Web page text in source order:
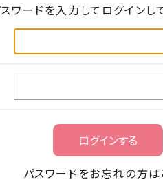
ワードを入力してログインし
パスワードをお忘れの方は